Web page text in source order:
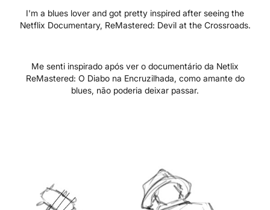
I'm a blues lover and got pretty inspired after seeing the
Netflix Documentary, ReMastered: Devil at the Crossroads.
Me senti inspirado após ver o documentário da Netlix
ReMastered: O Diabo na Encruzilhada, como amante do
blues, não poderia deixar passar.